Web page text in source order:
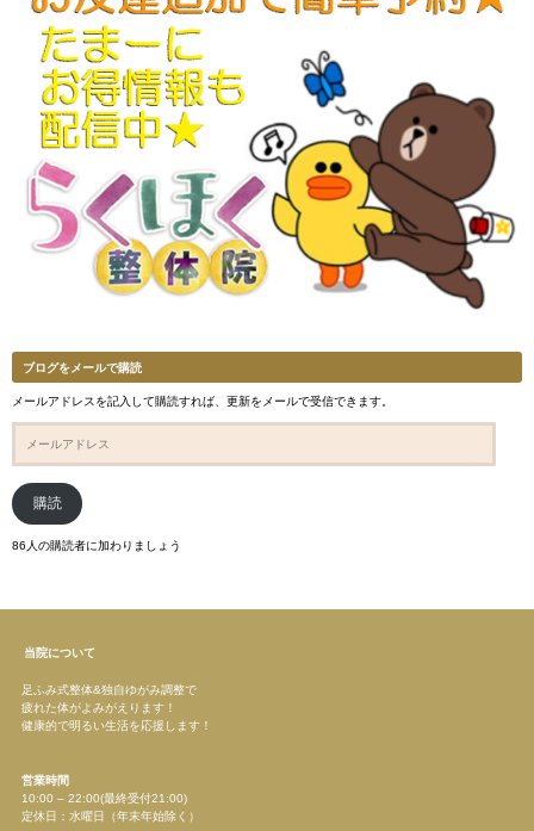
ブログをメールで購読
メールアドレスを記入して購読すれば、更新をメールで受信できます。
ル
ア
ド
レ
購読
86人の購読者に加わりましょう
当院について
足ふみ式整体&独自ゆがみ調整で
疲れた体がよみがえります！
健康的で明るい生活を応援します！
営業時間
10:00 – 22:00(最終受付21:00)
定休日：水曜日（年末年始除く）